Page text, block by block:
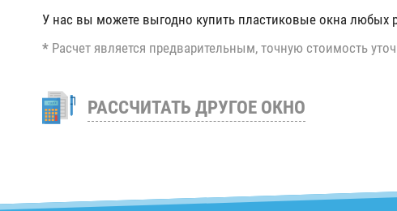
У нас вы можете выгодно купить пластиковые окна любых
* Расчет является предварительным, точную стоимость
РАССЧИТАТЬ ДРУГОЕ ОКНО